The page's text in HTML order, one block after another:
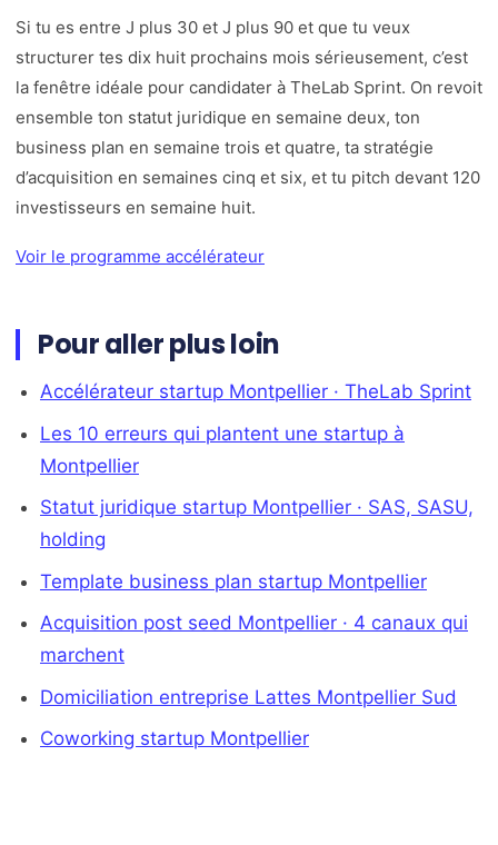
Si tu es entre J plus 30 et J plus 90 et que tu veux
structurer tes dix huit prochains mois sérieusement, c’est
la fenêtre idéale pour candidater à TheLab Sprint. On revoit
ensemble ton statut juridique en semaine deux, ton
business plan en semaine trois et quatre, ta stratégie
d’acquisition en semaines cinq et six, et tu pitch devant 120
investisseurs en semaine huit.
Voir le programme accélérateur
Pour aller plus loin
Accélérateur startup Montpellier · TheLab Sprint
Les 10 erreurs qui plantent une startup à
Montpellier
Statut juridique startup Montpellier · SAS, SASU,
holding
Template business plan startup Montpellier
Acquisition post seed Montpellier · 4 canaux qui
marchent
Domiciliation entreprise Lattes Montpellier Sud
Coworking startup Montpellier